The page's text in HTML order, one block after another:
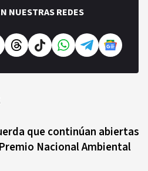
NUESTRAS REDES
que continúan abiertas
Nacional Ambiental